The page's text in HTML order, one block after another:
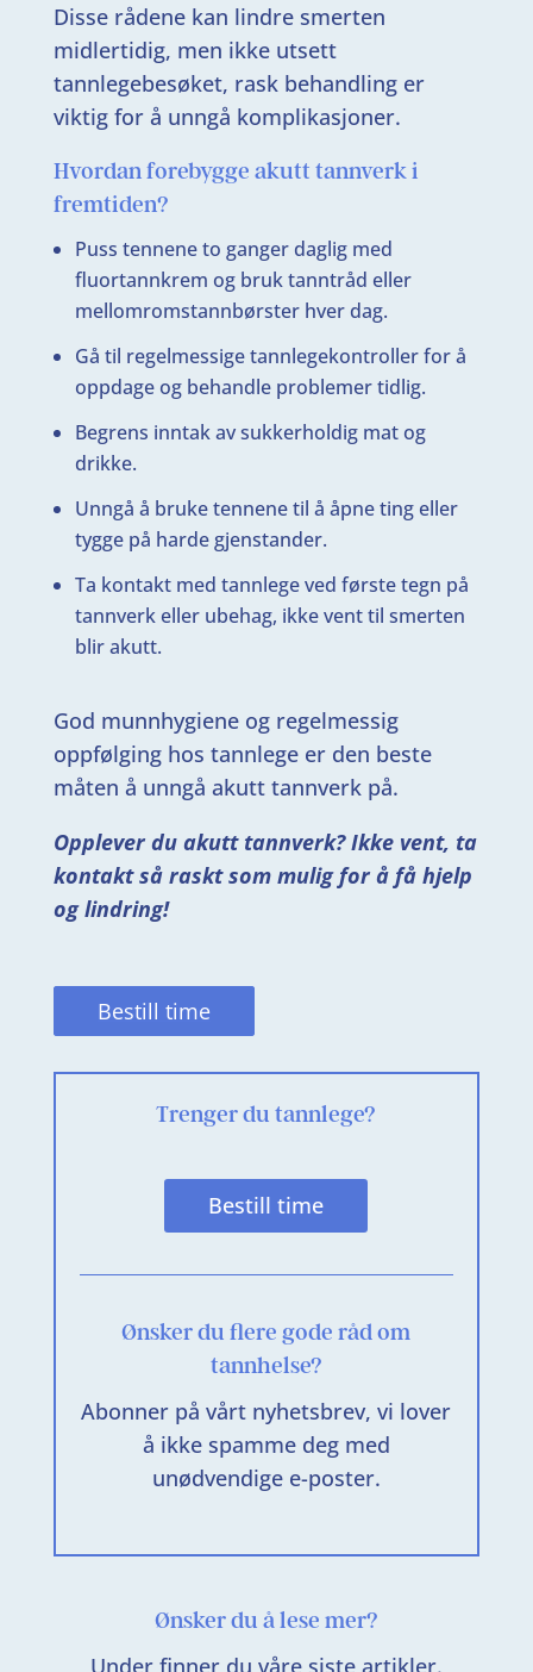
Disse rådene kan lindre smerten
midlertidig, men ikke utsett
tannlegebesøket, rask behandling er
viktig for å unngå komplikasjoner.
Hvordan forebygge akutt tannverk i
fremtiden?
Puss tennene to ganger daglig med
fluortannkrem og bruk tanntråd eller
mellomromstannbørster hver dag.
Gå til regelmessige tannlegekontroller for å
oppdage og behandle problemer tidlig.
Begrens inntak av sukkerholdig mat og
drikke.
Unngå å bruke tennene til å åpne ting eller
tygge på harde gjenstander.
Ta kontakt med tannlege ved første tegn på
tannverk eller ubehag, ikke vent til smerten
blir akutt.
God munnhygiene og regelmessig
oppfølging hos tannlege er den beste
måten å unngå akutt tannverk på.
Opplever du akutt tannverk? Ikke vent, ta
kontakt så raskt som mulig for å få hjelp
og lindring!
Bestill time
Trenger du tannlege?
Bestill time
Ønsker du flere gode råd om
tannhelse?
Abonner på vårt nyhetsbrev, vi lover
å ikke spamme deg med
unødvendige e-poster.
Ønsker du å lese mer?
Under finner du våre siste artikler.